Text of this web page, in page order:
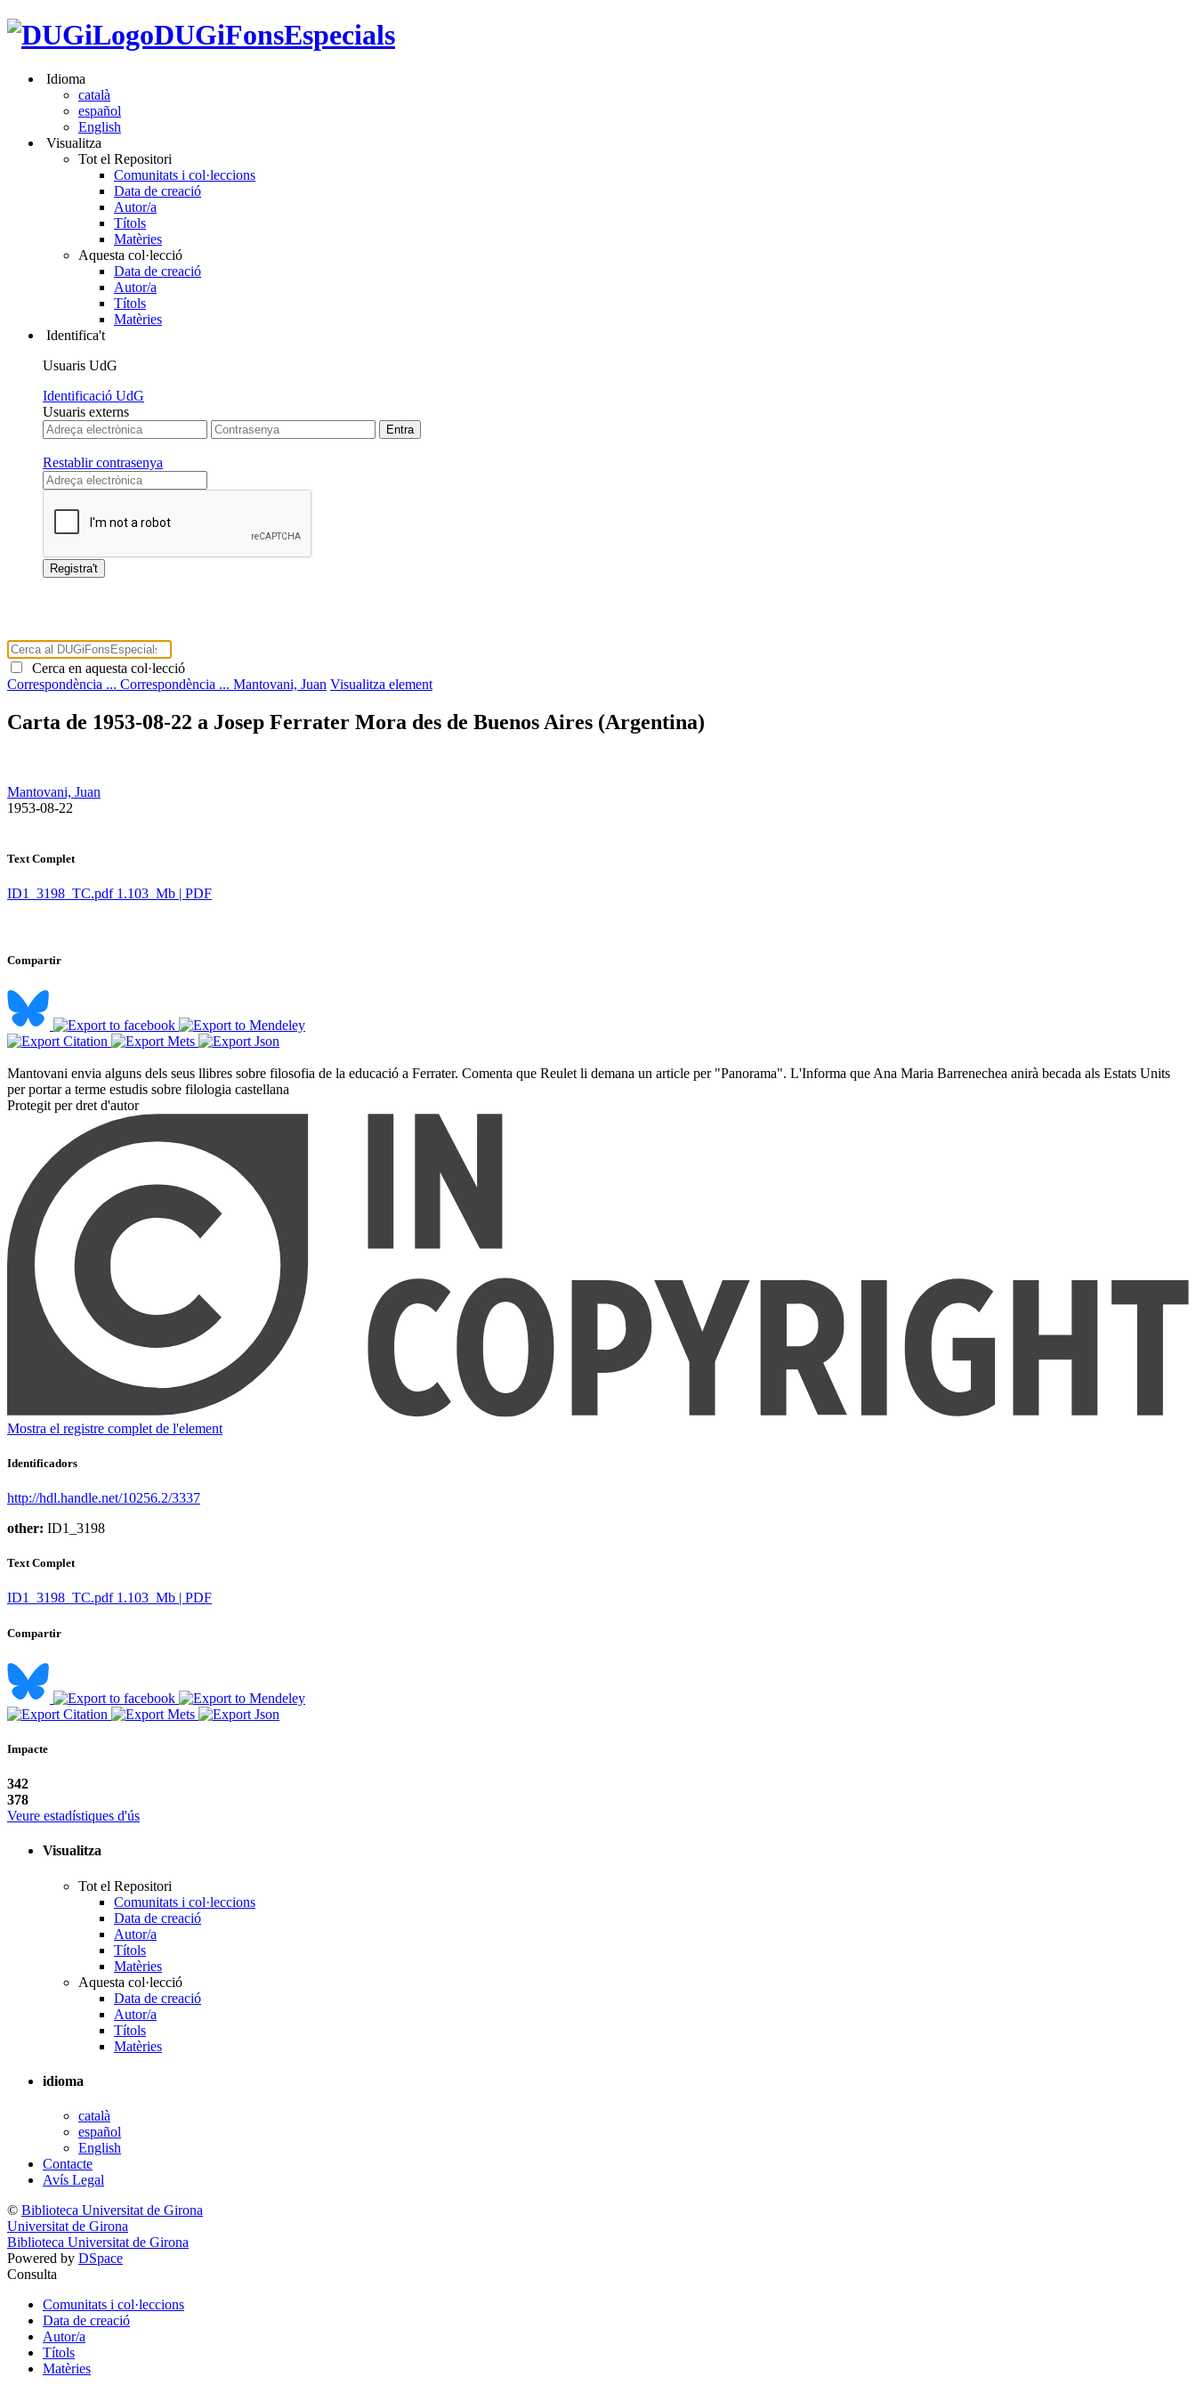
DUGiFonsEspecials
Idioma
català
español
English
Visualitza
Tot el Repositori
Comunitats i col·leccions
Data de creació
Autor/a
Títols
Matèries
Aquesta col·lecció
Data de creació
Autor/a
Títols
Matèries
Identifica't
Usuaris UdG
Identificació UdG
Usuaris externs
Restablir contrasenya
Cerca en aquesta col·lecció
Correspondència ... Correspondència ... Mantovani, Juan Visualitza element
Carta de 1953-08-22 a Josep Ferrater Mora des de Buenos Aires (Argentina)
Mantovani, Juan
​ 1953-08-22
Text Complet
ID1_3198_TC.pdf 1.103 Mb | PDF
Compartir
Mantovani envia alguns dels seus llibres sobre filosofia de la educació a Ferrater. Comenta que Reulet li demana un article per "Panorama". L'Informa que Ana Maria Barrenechea anirà becada als Estats Units
per portar a terme estudis sobre filologia castellana ​
Protegit per dret d'autor
Mostra el registre complet de l'element
Identificadors
http://hdl.handle.net/10256.2/3337
other: ID1_3198
Text Complet
ID1_3198_TC.pdf 1.103 Mb | PDF
Compartir
Impacte
342
378
Veure estadístiques d'ús
Visualitza
Tot el Repositori
Comunitats i col·leccions
Data de creació
Autor/a
Títols
Matèries
Aquesta col·lecció
Data de creació
Autor/a
Títols
Matèries
idioma
català
español
English
Contacte
Avís Legal
© Biblioteca Universitat de Girona
Universitat de Girona
Biblioteca Universitat de Girona
Powered by DSpace
Consulta
Comunitats i col·leccions
Data de creació
Autor/a
Títols
Matèries